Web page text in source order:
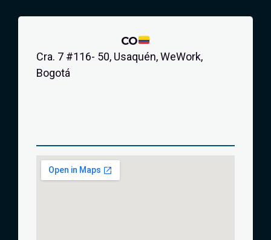
CO
Cra. 7 #116- 50, Usaquén, WeWork,
Bogotá